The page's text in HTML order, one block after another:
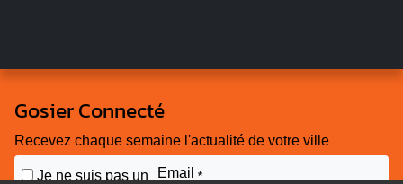
Gosier Connecté
Recevez chaque semaine l'actualité de votre ville
Je ne suis pas un
Email *